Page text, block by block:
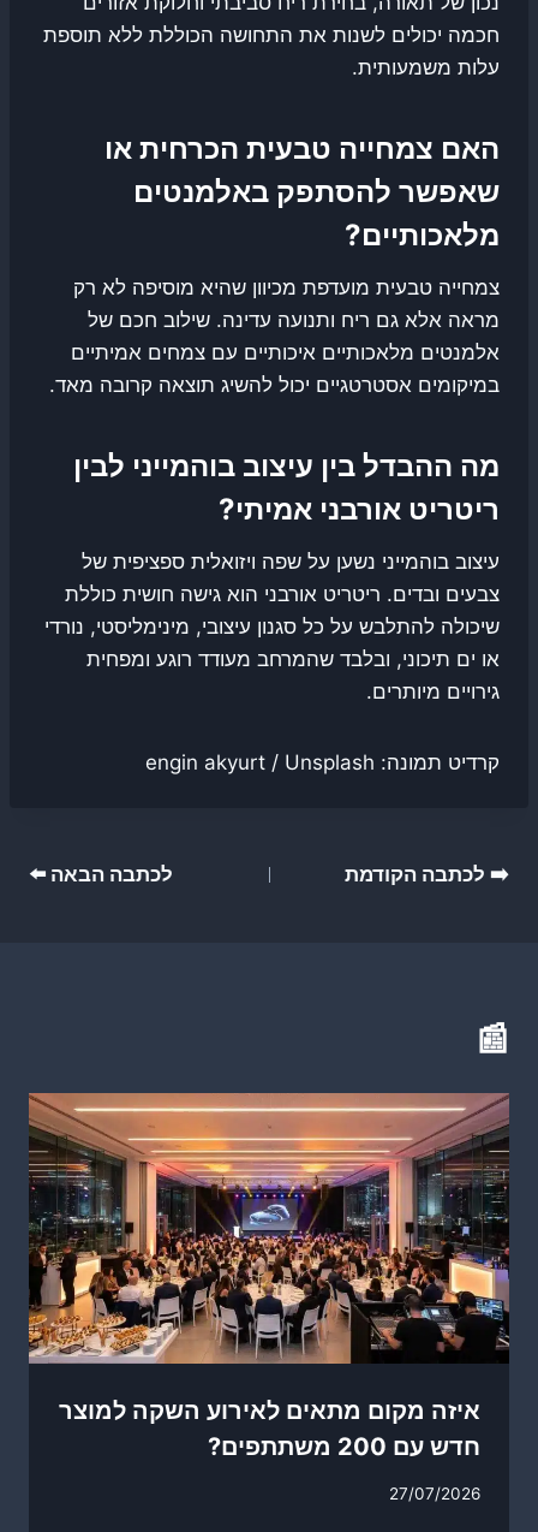
חכמה יכולים לשנות את התחושה הכוללת ללא תוספת
עלות משמעותית.
האם צמחייה טבעית הכרחית או
שאפשר להסתפק באלמנטים
מלאכותיים?
צמחייה טבעית מועדפת מכיוון שהיא מוסיפה לא רק
מראה אלא גם ריח ותנועה עדינה. שילוב חכם של
אלמנטים מלאכותיים איכותיים עם צמחים אמיתיים
במיקומים אסטרטגיים יכול להשיג תוצאה קרובה מאד.
מה ההבדל בין עיצוב בוהמייני לבין
ריטריט אורבני אמיתי?
עיצוב בוהמייני נשען על שפה ויזואלית ספציפית של
צבעים ובדים. ריטריט אורבני הוא גישה חושית כוללת
שיכולה להתלבש על כל סגנון עיצובי, מינימליסטי, נורדי
או ים תיכוני, ובלבד שהמרחב מעודד רוגע ומפחית
גירויים מיותרים.
קרדיט תמונה: engin akyurt / Unsplash
ניווט
➡️ לכתבה הקודמת לכתבה הבאה ⬅️
📰
איזה מקום מתאים לאירוע השקה למוצר
חדש עם 200 משתתפים?
27/07/2026